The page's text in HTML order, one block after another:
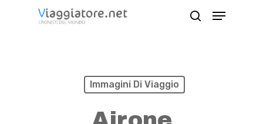
Menu
Immagini Di Viaggio